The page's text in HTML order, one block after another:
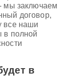
мы заключаем
договор,
все наши
в полной
в